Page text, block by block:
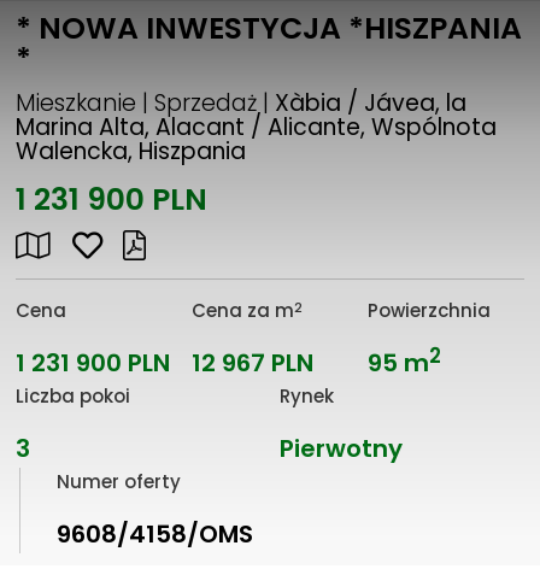
* NOWA INWESTYCJA *HISZPANIA
*
Mieszkanie | Sprzedaż | Xàbia / Jávea, la
Marina Alta, Alacant / Alicante, Wspólnota
Walencka, Hiszpania
1 231 900 PLN
Cena
1 231 900 PLN
Cena za m2
12 967 PLN
Powierzchnia
95 m2
Liczba pokoi
3
Rynek
Pierwotny
Numer oferty
9608/4158/OMS